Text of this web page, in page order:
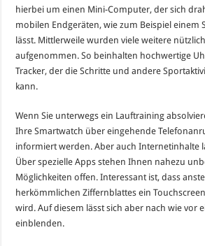
hierbei um einen Mini-Computer, der sich
mobilen Endgeräten, wie zum Beispiel einem
lässt. Mittlerweile wurden viele weitere
aufgenommen. So beinhalten hochwertige
Tracker, der die Schritte und andere
kann.
Wenn Sie unterwegs ein Lauftraining
Ihre Smartwatch über eingehende
informiert werden. Aber auch Internetinhalte
Über spezielle Apps stehen Ihnen nahezu
Möglichkeiten offen. Interessant ist, dass
herkömmlichen Ziffernblattes ein
wird. Auf diesem lässt sich aber nach wie vor
einblenden.